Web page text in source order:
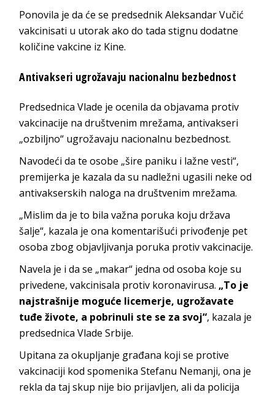
Ponovila je da će se predsednik Aleksandar Vučić
vakcinisati u utorak ako do tada stignu dodatne
količine vakcine iz Kine.
Antivakseri ugrožavaju nacionalnu bezbednost
Predsednica Vlade je ocenila da objavama protiv
vakcinacije na društvenim mrežama, antivakseri
„ozbiljno“ ugrožavaju nacionalnu bezbednost.
Navodeći da te osobe „šire paniku i lažne vesti“,
premijerka je kazala da su nadležni ugasili neke od
antivakserskih naloga na društvenim mrežama.
„Mislim da je to bila važna poruka koju država
šalje“, kazala je ona komentarišući privođenje pet
osoba zbog objavljivanja poruka protiv vakcinacije.
Navela je i da se „makar“ jedna od osoba koje su
privedene, vakcinisala protiv koronavirusa. „To je
najstrašnije moguće licemerje, ugrožavate
tuđe živote, a pobrinuli ste se za svoj“, kazala je
predsednica Vlade Srbije.
Upitana za okupljanje građana koji se protive
vakcinaciji kod spomenika Stefanu Nemanji, ona je
rekla da taj skup nije bio prijavljen, ali da policija